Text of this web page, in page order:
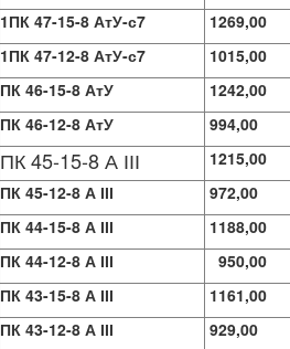
1ПК 47-15-8 АтУ-с7
1269,00
1ПК 47-12-8 АтУ-с7
1015,00
ПК 46-15-8 АтУ
1242,00
ПК 46-12-8 АтУ
994,00
ПК 45-15-8 А ІІІ
1215,00
ПК 45-12-8 А ІІІ
972,00
ПК 44-15-8 А ІІІ
1188,00
ПК 44-12-8 А ІІІ
950,00
ПК 43-15-8 А ІІІ
1161,00
ПК 43-12-8 А ІІІ
929,00